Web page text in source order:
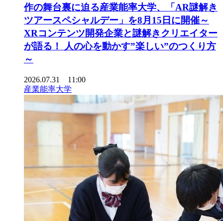
作の舞台裏に迫る産業能率大学、「AR謎解き
ツアースペシャルデー」を8月15日に開催～
XRコンテンツ開発企業と謎解きクリエイター
が語る！ 人の心を動かす”楽しい”のつくり方
～
2026.07.31 11:00
産業能率大学